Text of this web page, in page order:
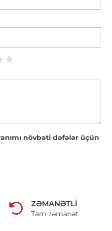
növbəti dəfələr üçün
ZƏMANƏTLI
Tam zəmanət